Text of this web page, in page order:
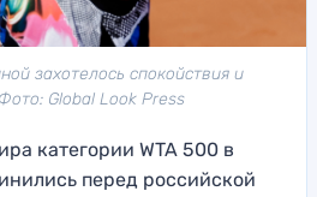
захотелось спокойствия и
Global Look Press
категории WTA 500 в
перед российской